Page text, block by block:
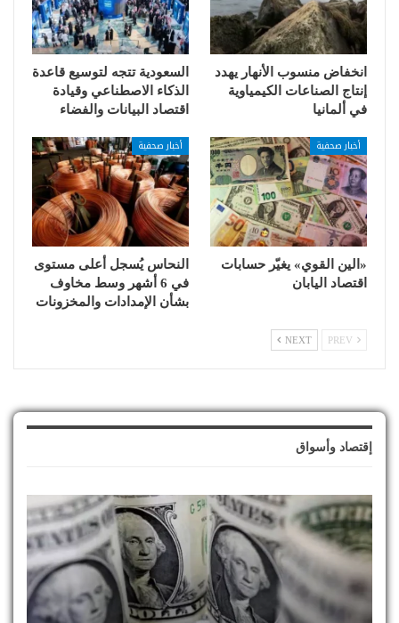
انخفاض منسوب الأنهار يهدد
إنتاج الصناعات الكيمياوية
في ألمانيا
السعودية تتجه لتوسيع قاعدة
الذكاء الاصطناعي وقيادة
اقتصاد البيانات والفضاء
أخبار صحفية
«الين القوي» يغيّر حسابات
اقتصاد اليابان
أخبار صحفية
النحاس يُسجل أعلى مستوى
في 6 أشهر وسط مخاوف
بشأن الإمدادات والمخزونات
NEXT
إقتصاد وأسواق